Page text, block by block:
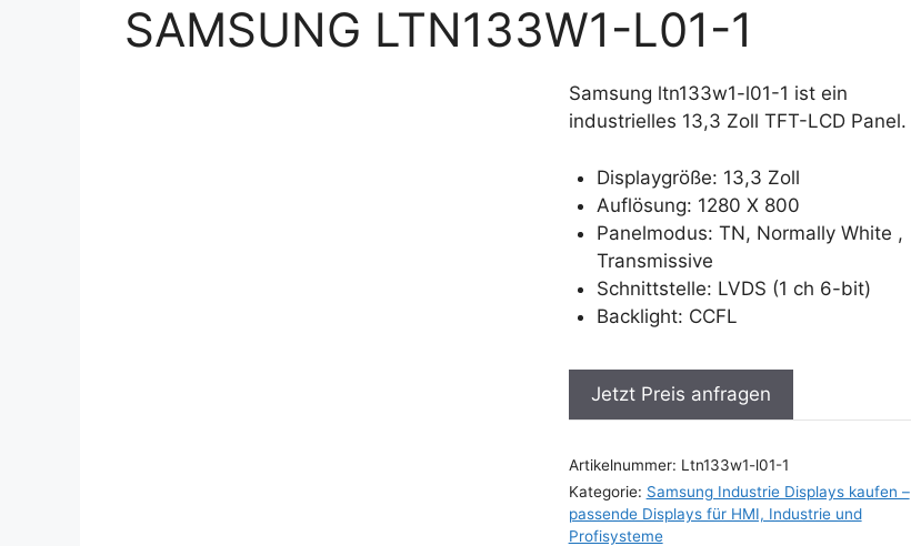
SAMSUNG LTN133W1-L01-1
Samsung ltn133w1-l01-1 ist ein
industrielles 13,3 Zoll TFT-LCD Panel.
Displaygröße: 13,3 Zoll
Auflösung: 1280 X 800
Panelmodus: TN, Normally White ,
Transmissive
Schnittstelle: LVDS (1 ch 6-bit)
Backlight: CCFL
Jetzt Preis anfragen
Artikelnummer: Ltn133w1-l01-1
Kategorie: Samsung Industrie Displays kaufen –
passende Displays für HMI, Industrie und
Profisysteme